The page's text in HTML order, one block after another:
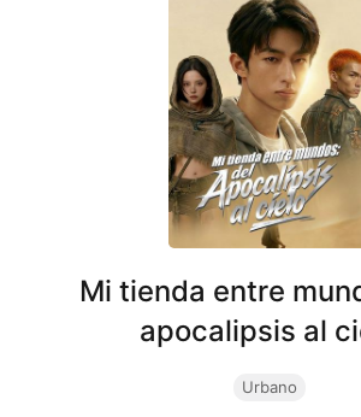
Mi tienda entre
apocalipsis al
Urbano